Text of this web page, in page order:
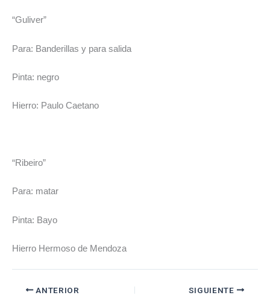
“Guliver”
Para: Banderillas y para salida
Pinta: negro
Hierro: Paulo Caetano
“Ribeiro”
Para: matar
Pinta: Bayo
Hierro Hermoso de Mendoza
ANTERIOR SIGUIENTE